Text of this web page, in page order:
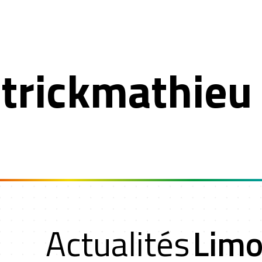
Actualités